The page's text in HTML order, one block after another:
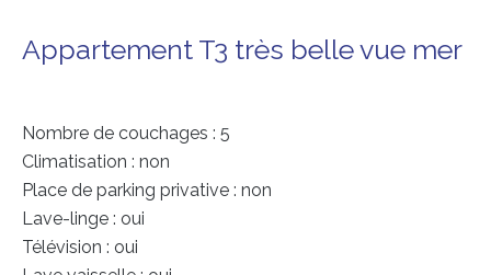
Appartement T3 très belle vue mer
Nombre de couchages : 5
Climatisation : non
Place de parking privative : non
Lave-linge : oui
Télévision : oui